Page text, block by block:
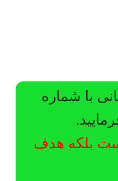
با شماره
نیست بلکه هدف